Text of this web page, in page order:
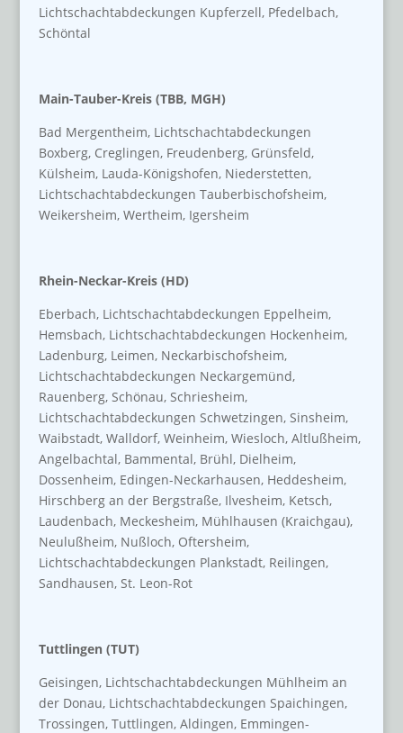
Lichtschachtabdeckungen Kupferzell, Pfedelbach,
Schöntal
Main-Tauber-Kreis (TBB, MGH)
Bad Mergentheim, Lichtschachtabdeckungen
Boxberg, Creglingen, Freudenberg, Grünsfeld,
Külsheim, Lauda-Königshofen, Niederstetten,
Lichtschachtabdeckungen Tauberbischofsheim,
Weikersheim, Wertheim, Igersheim
Rhein-Neckar-Kreis (HD)
Eberbach, Lichtschachtabdeckungen Eppelheim,
Hemsbach, Lichtschachtabdeckungen Hockenheim,
Ladenburg, Leimen, Neckarbischofsheim,
Lichtschachtabdeckungen Neckargemünd,
Rauenberg, Schönau, Schriesheim,
Lichtschachtabdeckungen Schwetzingen, Sinsheim,
Waibstadt, Walldorf, Weinheim, Wiesloch, Altlußheim,
Angelbachtal, Bammental, Brühl, Dielheim,
Dossenheim, Edingen-Neckarhausen, Heddesheim,
Hirschberg an der Bergstraße, Ilvesheim, Ketsch,
Laudenbach, Meckesheim, Mühlhausen (Kraichgau),
Neulußheim, Nußloch, Oftersheim,
Lichtschachtabdeckungen Plankstadt, Reilingen,
Sandhausen, St. Leon-Rot
Tuttlingen (TUT)
Geisingen, Lichtschachtabdeckungen Mühlheim an
der Donau, Lichtschachtabdeckungen Spaichingen,
Trossingen, Tuttlingen, Aldingen, Emmingen-